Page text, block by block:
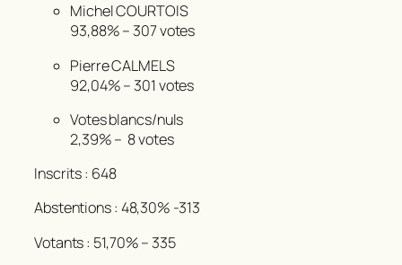
Michel COURTOIS
93,88% – 307 votes
Pierre CALMELS
92,04% – 301 votes
Votes blancs/nuls
2,39% – 8 votes
Inscrits : 648
Abstentions : 48,30% -313
Votants : 51,70% – 335